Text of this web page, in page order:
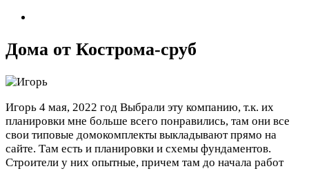
Дома от Кострома-сруб
Игорь 4 мая, 2022 год Выбрали эту компанию, т.к. их
планировки мне больше всего понравились, там они все
свои типовые домокомплекты выкладывают прямо на
сайте. Там есть и планировки и схемы фундаментов.
Строители у них опытные, причем там до начала работ